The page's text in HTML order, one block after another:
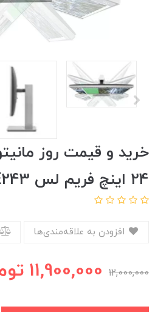
خرید و قیمت روز
24 اینچ فریم لس HP E243
12,000,000
11,900,000